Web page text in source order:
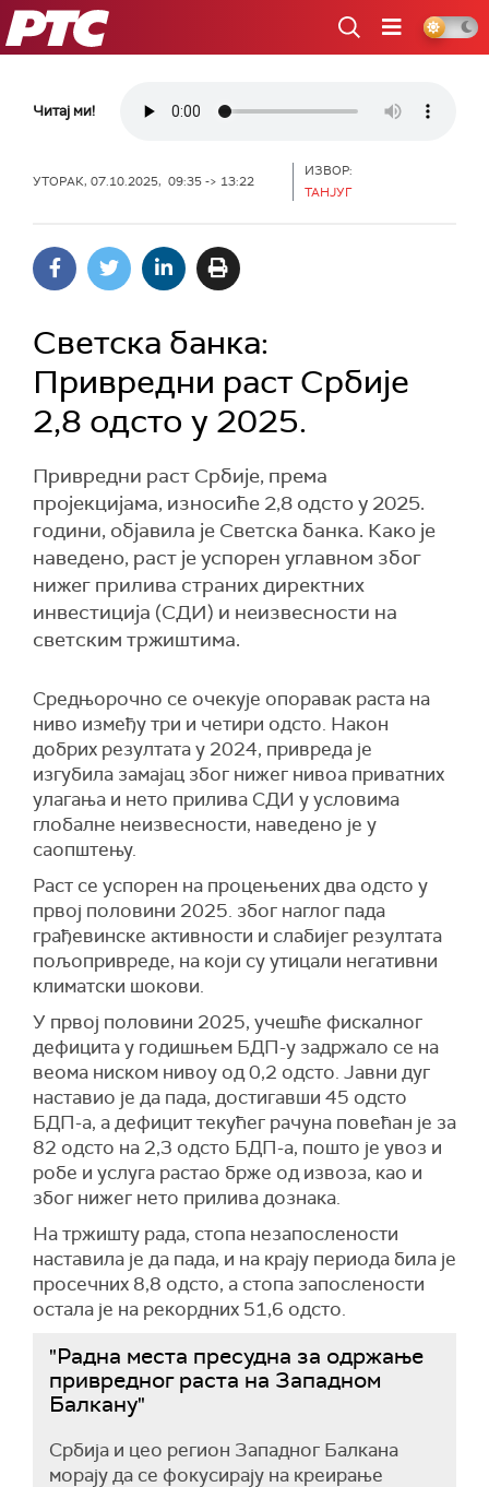
РТС
Читај ми!
УТОРАК, 07.10.2025, 09:35 -> 13:22
ИЗВОР:
ТАНЈУГ
Светска банка:
Привредни раст Србије
2,8 одсто у 2025.
Привредни раст Србије, према
пројекцијама, износиће 2,8 одсто у 2025.
години, објавила је Светска банка. Како је
наведено, раст је успорен углавном због
нижег прилива страних директних
инвестиција (СДИ) и неизвесности на
светским тржиштима.
Средњорочно се очекује опоравак раста на
ниво између три и четири одсто. Након
добрих резултата у 2024, привреда је
изгубила замајац због нижег нивоа приватних
улагања и нето прилива СДИ у условима
глобалне неизвесности, наведено је у
саопштењу.
Раст се успорен на процењених два одсто у
првој половини 2025. због наглог пада
грађевинске активности и слабијег резултата
пољопривреде, на који су утицали негативни
климатски шокови.
У првој половини 2025, учешће фискалног
дефицита у годишњем БДП-у задржало се на
веома ниском нивоу од 0,2 одсто. Јавни дуг
наставио је да пада, достигавши 45 одсто
БДП-а, а дефицит текућег рачуна повећан је за
82 одсто на 2,3 одсто БДП-а, пошто је увоз и
робе и услуга растао брже од извоза, као и
због нижег нето прилива дознака.
На тржишту рада, стопа незапослености
наставила је да пада, и на крају периода била је
просечних 8,8 одсто, а стопа запослености
остала је на рекордних 51,6 одсто.
"Радна места пресудна за одржање
привредног раста на Западном
Балкану"
Србија и цео регион Западног Балкана
морају да се фокусирају на креирање